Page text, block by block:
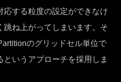
応する粒度の設定ができなけ
跳ね上がってしまいます。そ
のグリッドセル単位で
いうアプローチを採用しま